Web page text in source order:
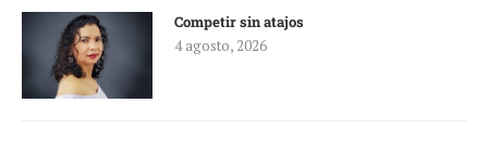
Competir sin atajos
4 agosto, 2026